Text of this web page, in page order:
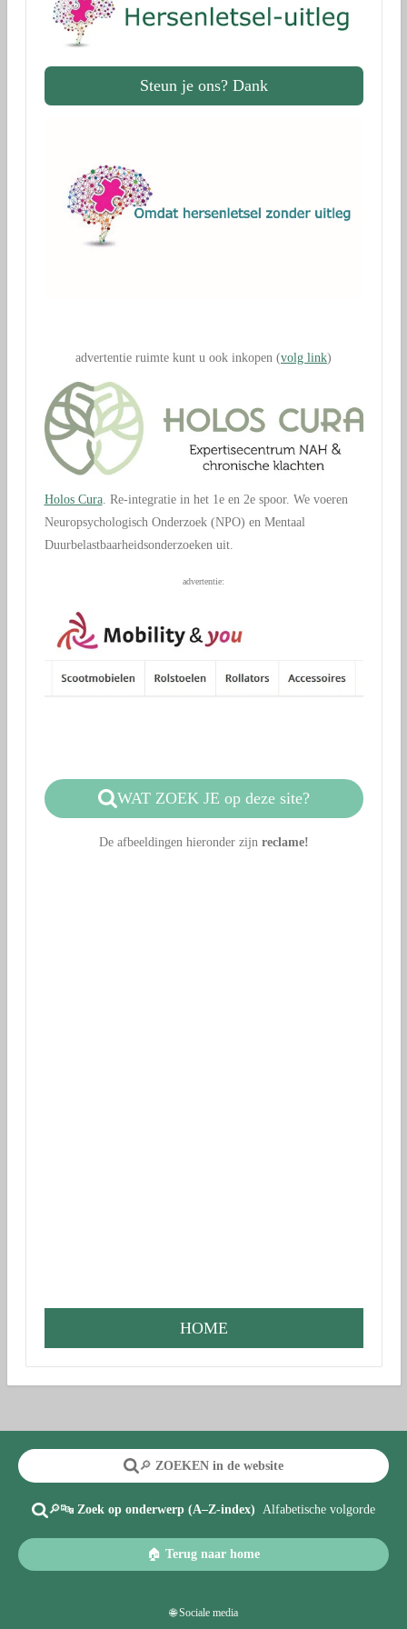
Steun je ons? Dank
advertentie ruimte kunt u ook inkopen (volg link)
Holos Cura. Re-integratie in het 1e en 2e spoor. We voeren
Neuropsychologisch Onderzoek (NPO) en Mentaal
Duurbelastbaarheidsonderzoeken uit.
advertentie:
WAT ZOEK JE op deze site?
De afbeeldingen hieronder zijn reclame!
HOME
🔎 ZOEKEN in de website
🔎🔤 Zoek op onderwerp (A–Z-index) Alfabetische volgorde
🏠 Terug naar home
🌐 Sociale media